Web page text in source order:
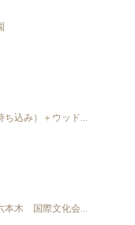
込み）＋ウッド...
本木 国際文化会...